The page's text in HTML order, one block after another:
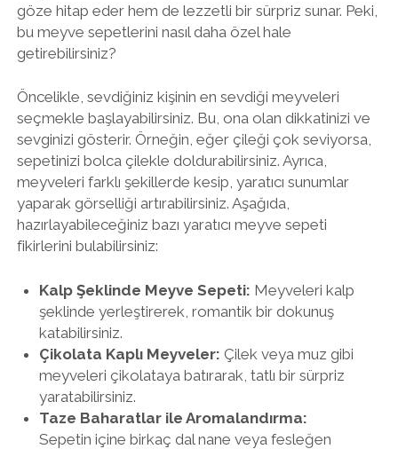
göze hitap eder hem de lezzetli bir sürpriz sunar. Peki,
bu meyve sepetlerini nasıl daha özel hale
getirebilirsiniz?
Öncelikle, sevdiğiniz kişinin en sevdiği meyveleri
seçmekle başlayabilirsiniz. Bu, ona olan dikkatinizi ve
sevginizi gösterir. Örneğin, eğer çileği çok seviyorsa,
sepetinizi bolca çilekle doldurabilirsiniz. Ayrıca,
meyveleri farklı şekillerde kesip, yaratıcı sunumlar
yaparak görselliği artırabilirsiniz. Aşağıda,
hazırlayabileceğiniz bazı yaratıcı meyve sepeti
fikirlerini bulabilirsiniz:
Kalp Şeklinde Meyve Sepeti: Meyveleri kalp
şeklinde yerleştirerek, romantik bir dokunuş
katabilirsiniz.
Çikolata Kaplı Meyveler: Çilek veya muz gibi
meyveleri çikolataya batırarak, tatlı bir sürpriz
yaratabilirsiniz.
Taze Baharatlar ile Aromalandırma:
Sepetin içine birkaç dal nane veya fesleğen